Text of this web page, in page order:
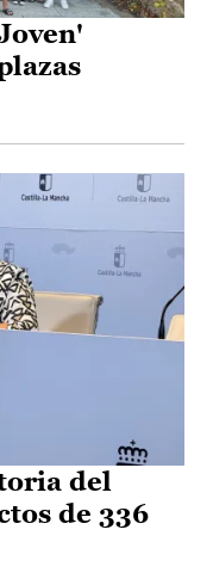
del
de 336